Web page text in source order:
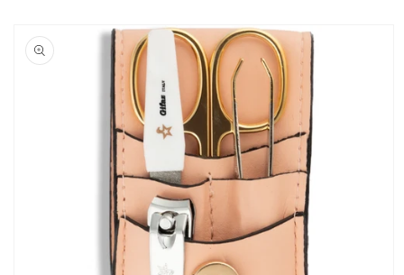
product
information